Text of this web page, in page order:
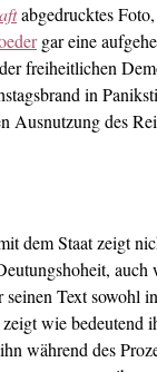
abgedrucktes
gar eine
freiheitlichen
in
Ausnutzung des
dem Staat zeigt
auch
seinen Text sowohl
wie bedeutend
während des